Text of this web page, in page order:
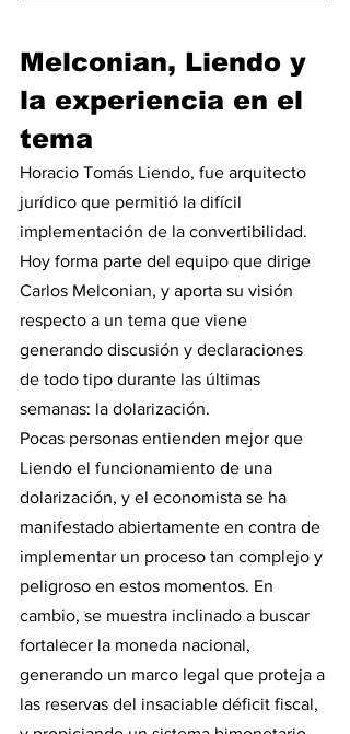
Melconian, Liendo y
la experiencia en el
tema
Horacio Tomás Liendo, fue arquitecto
jurídico que permitió la difícil
implementación de la convertibilidad.
Hoy forma parte del equipo que dirige
Carlos Melconian, y aporta su visión
respecto a un tema que viene
generando discusión y declaraciones
de todo tipo durante las últimas
semanas: la dolarización.
Pocas personas entienden mejor que
Liendo el funcionamiento de una
dolarización, y el economista se ha
manifestado abiertamente en contra de
implementar un proceso tan complejo y
peligroso en estos momentos. En
cambio, se muestra inclinado a buscar
fortalecer la moneda nacional,
generando un marco legal que proteja a
las reservas del insaciable déficit fiscal,